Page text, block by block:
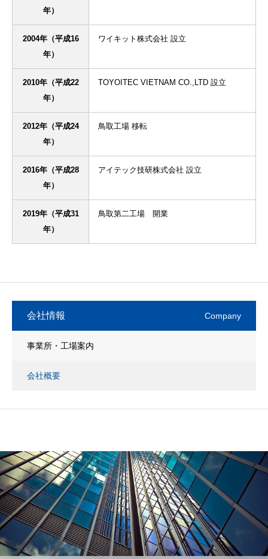
年）
2004年（平成16
年）
ワイキット株式会社 設立
2010年（平成22
年）
TOYOITEC VIETNAM CO.,LTD 設立
2012年（平成24
年）
鳥取工場 移転
2016年（平成28
年）
アイテック技研株式会社 設立
2019年（平成31
年）
鳥取第二工場 開業
会社情報 Company
事業所・工場案内
会社概要